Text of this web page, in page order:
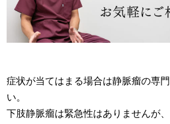
症状が当てはまる場合は静脈瘤の専
い。
下肢静脈瘤は緊急性はありませんが